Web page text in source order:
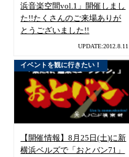
浜音楽空間vol.1」開催しまし
た!!たくさんのご来場ありが
とうございました!!
UPDATE:2012.8.11
イベントを観に行きたい！
【開催情報】8月25日(土)に新
横浜ベルズで「おとバン71」